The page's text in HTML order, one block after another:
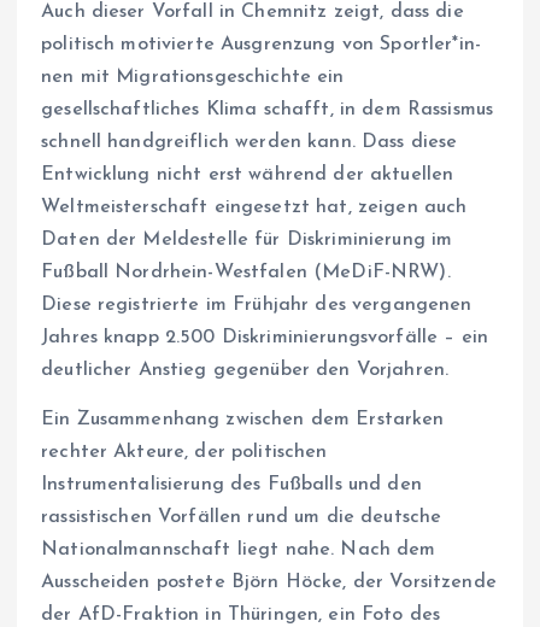
Auch dieser Vorfall in Chemnitz zeigt, dass die
politisch motivierte Ausgrenzung von Sport­le­r*in­
nen mit Migrationsgeschichte ein
gesellschaftliches Klima schafft, in dem Rassismus
schnell handgreiflich werden kann. Dass diese
Entwicklung nicht erst während der aktuellen
Weltmeisterschaft eingesetzt hat, zeigen auch
Daten der Meldestelle für Diskriminierung im
Fußball Nordrhein-Westfalen (MeDiF-NRW).
Diese registrierte im Frühjahr des vergangenen
Jahres knapp 2.500 Diskriminierungsvorfälle – ein
deutlicher Anstieg gegenüber den Vorjahren.
Ein Zusammenhang zwischen dem Erstarken
rechter Akteure, der politischen
Instrumentalisierung des Fußballs und den
rassistischen Vorfällen rund um die deutsche
Nationalmannschaft liegt nahe. Nach dem
Ausscheiden postete Björn Höcke, der Vorsitzende
der AfD-Fraktion in Thüringen, ein Foto des